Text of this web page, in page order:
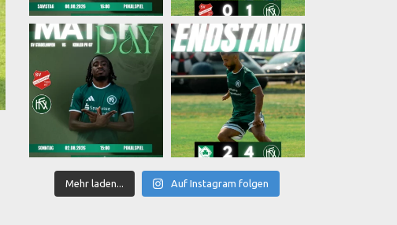
Mehr laden... Auf Instagram folgen